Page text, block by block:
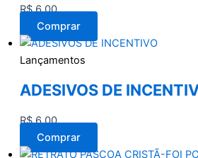
R$6,00
Comprar
Lançamentos
ADESIVOS DE
R$6,00
Comprar